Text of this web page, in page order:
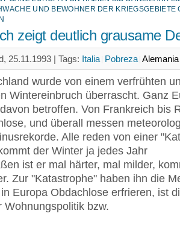
UND BEWOHNER DER KRIEGSGEBIETE
zeigt deutlich grausame
25.11.1993 | Tags: Italia Pobreza Alemania
wurde von einem verfrühten
Wintereinbruch überrascht. Ganz
betroffen. Von Frankreich bis
und überall messen
Alle reden von einer
der Winter ja jedes Jahr
ist er mal härter, mal milder,
Zur "Katastrophe" haben ihn die
Europa Obdachlose erfrieren, ist
Wohnungspolitik bzw.